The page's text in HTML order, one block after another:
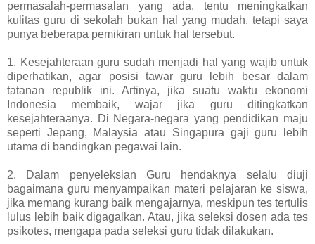
permasalah-permasalan yang ada, tentu meningkatkan
kulitas guru di sekolah bukan hal yang mudah, tetapi saya
punya beberapa pemikiran untuk hal tersebut.
1. Kesejahteraan guru sudah menjadi hal yang wajib untuk
diperhatikan, agar posisi tawar guru lebih besar dalam
tatanan republik ini. Artinya, jika suatu waktu ekonomi
Indonesia membaik, wajar jika guru ditingkatkan
kesejahteraanya. Di Negara-negara yang pendidikan maju
seperti Jepang, Malaysia atau Singapura gaji guru lebih
utama di bandingkan pegawai lain.
2. Dalam penyeleksian Guru hendaknya selalu diuji
bagaimana guru menyampaikan materi pelajaran ke siswa,
jika memang kurang baik mengajarnya, meskipun tes tertulis
lulus lebih baik digagalkan. Atau, jika seleksi dosen ada tes
psikotes, mengapa pada seleksi guru tidak dilakukan.